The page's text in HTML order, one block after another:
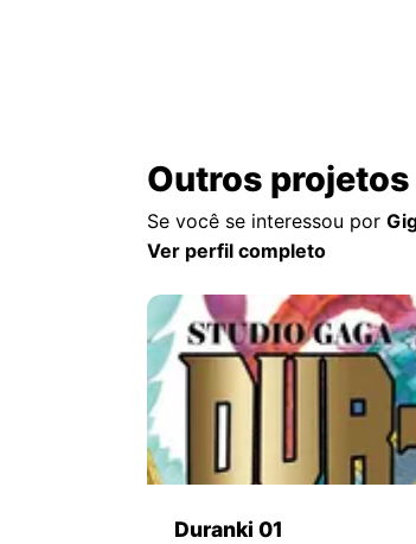
Outros
Se você se interessou por
Ver perfil completo
Duranki 01